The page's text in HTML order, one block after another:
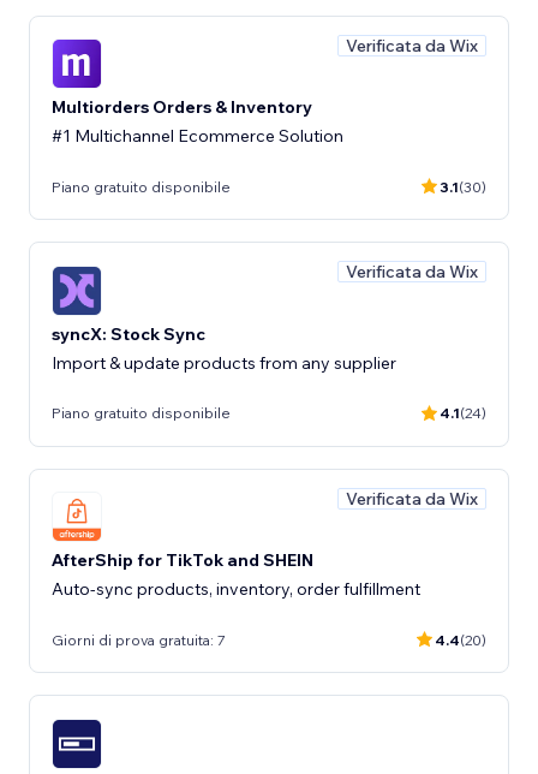
Verificata da Wix
Multiorders Orders & Inventory
#1 Multichannel Ecommerce Solution
Piano gratuito disponibile 3.1(30)
Verificata da Wix
syncX: Stock Sync
Import & update products from any supplier
Piano gratuito disponibile 4.1(24)
Verificata da Wix
AfterShip for TikTok and SHEIN
Auto-sync products, inventory, order fulfillment
Giorni di prova gratuita: 7 4.4(20)